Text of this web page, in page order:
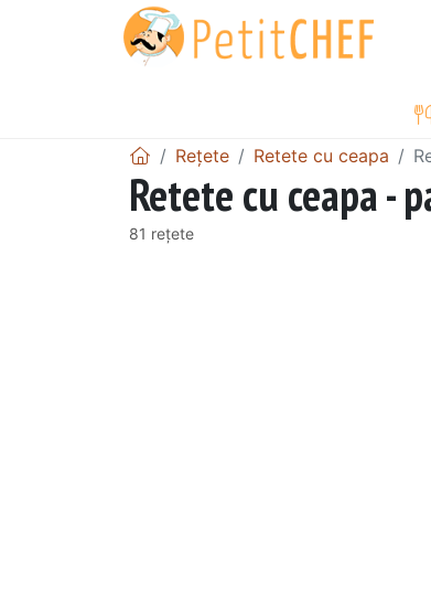
Rețete Retete cu ceapa
Retete cu ceapa -
81 rețete